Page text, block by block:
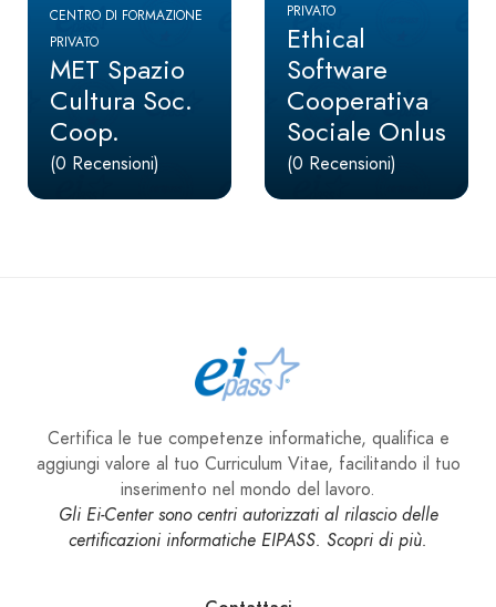
CENTRO DI FORMAZIONE
PRIVATO
MET Spazio
Cultura Soc.
Coop.
(0 Recensioni)
PRIVATO
Ethical
Software
Cooperativa
Sociale Onlus
(0 Recensioni)
Certifica le tue competenze informatiche, qualifica e
aggiungi valore al tuo Curriculum Vitae, facilitando il tuo
inserimento nel mondo del lavoro.
Gli Ei-Center sono centri autorizzati al rilascio delle
certificazioni informatiche EIPASS. Scopri di più.